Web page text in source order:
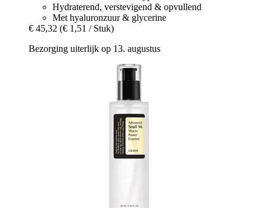
Hydraterend, verstevigend & opvullend
Met hyaluronzuur & glycerine
€ 45,32 (€ 1,51 / Stuk)
Bezorging uiterlijk op 13. augustus